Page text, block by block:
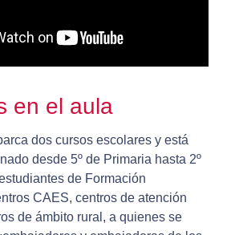
en el aula
dos cursos escolares y está
desde 5º de Primaria hasta 2º
de Formación
CAES, centros de atención
de ámbito rural, a quienes se